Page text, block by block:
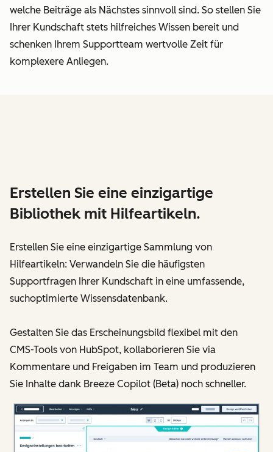
welche Beiträge als Nächstes sinnvoll sind. So stellen Sie
Ihrer Kundschaft stets hilfreiches Wissen bereit und
schenken Ihrem Supportteam wertvolle Zeit für
komplexere Anliegen.
Erstellen Sie eine einzigartige
Bibliothek mit Hilfeartikeln.
Erstellen Sie eine einzigartige Sammlung von
Hilfeartikeln: Verwandeln Sie die häufigsten
Supportfragen Ihrer Kundschaft in eine umfassende,
suchoptimierte Wissensdatenbank.
Gestalten Sie das Erscheinungsbild flexibel mit den
CMS-Tools von HubSpot, kollaborieren Sie via
Kommentare und Freigaben im Team und produzieren
Sie Inhalte dank Breeze Copilot (Beta) noch schneller.